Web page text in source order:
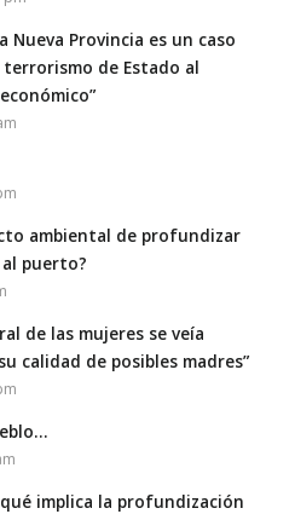
Nueva Provincia es un caso
de Estado al
ambiental de profundizar
puerto?
de las mujeres se veía
calidad de posibles madres”
implica la profundización